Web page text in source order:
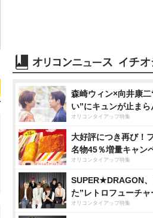
森崎ウィン×向井康二
い”にキュンが止まら
オリコンタイアップ特集
大好評につき再び！
名物45％増量キャン
オリコンタイアップ特集
SUPER★DRAGON
た”レトロフューチャ
オリコンタイアップ特集